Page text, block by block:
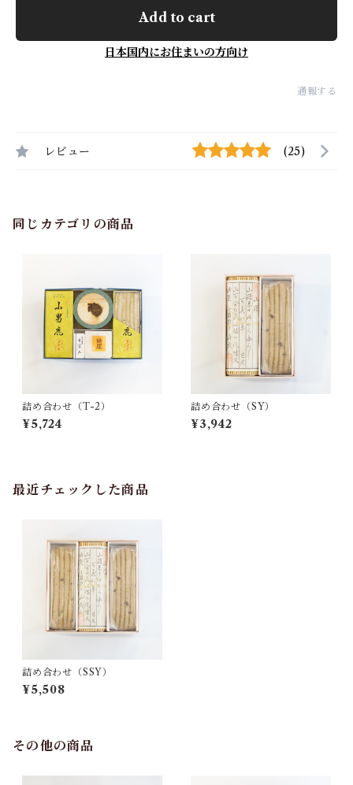
Add to cart
日本国内にお住まいの方向け
通報する
レビュー (25)
同じカテゴリの商品
詰め合わせ（T-2）
¥5,724
詰め合わせ（SY）
¥3,942
最近チェックした商品
詰め合わせ（SSY）
¥5,508
その他の商品